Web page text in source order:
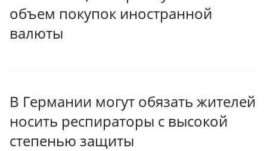
объем покупок иностранной
валюты
В Германии могут обязать жителей
носить респираторы с высокой
степенью защиты